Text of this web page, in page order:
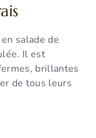
salade de
Il est
brillantes
de tous leurs